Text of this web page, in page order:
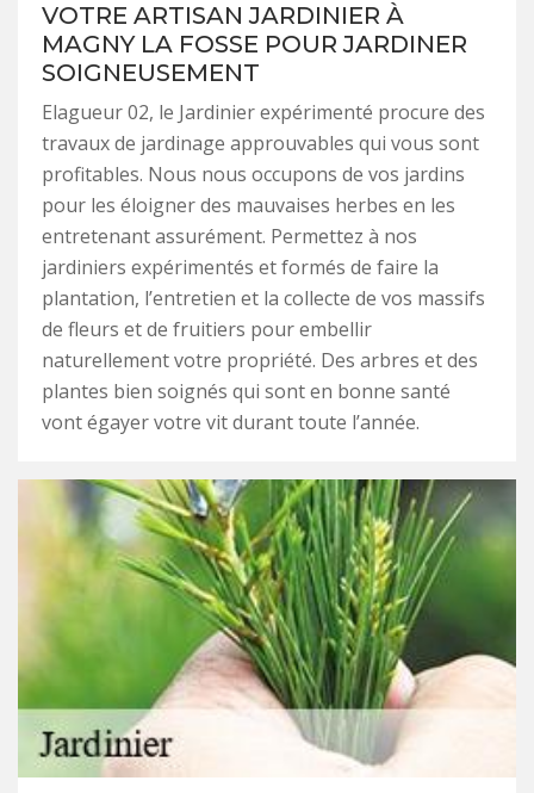
VOTRE ARTISAN JARDINIER À
MAGNY LA FOSSE POUR JARDINER
SOIGNEUSEMENT
Elagueur 02, le Jardinier expérimenté procure des
travaux de jardinage approuvables qui vous sont
profitables. Nous nous occupons de vos jardins
pour les éloigner des mauvaises herbes en les
entretenant assurément. Permettez à nos
jardiniers expérimentés et formés de faire la
plantation, l’entretien et la collecte de vos massifs
de fleurs et de fruitiers pour embellir
naturellement votre propriété. Des arbres et des
plantes bien soignés qui sont en bonne santé
vont égayer votre vit durant toute l’année.